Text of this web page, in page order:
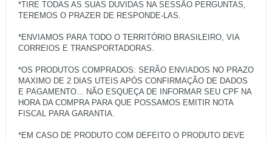
*TIRE TODAS AS SUAS DUVIDAS NA SESSÃO PERGUNTAS,
TEREMOS O PRAZER DE RESPONDE-LAS.
*ENVIAMOS PARA TODO O TERRITÓRIO BRASILEIRO, VIA
CORREIOS E TRANSPORTADORAS.
*OS PRODUTOS COMPRADOS: SERÃO ENVIADOS NO PRAZO
MAXIMO DE 2 DIAS UTEIS APÓS CONFIRMAÇÃO DE DADOS
E PAGAMENTO... NÃO ESQUEÇA DE INFORMAR SEU CPF NA
HORA DA COMPRA PARA QUE POSSAMOS EMITIR NOTA
FISCAL PARA GARANTIA.
*EM CASO DE PRODUTO COM DEFEITO O PRODUTO DEVE